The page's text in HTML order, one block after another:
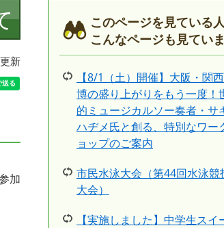
新
加
このページを見ている
こんなページも見てい
【8/1（土）開催】大阪・関
博の盛り上がりをもう一度！
的ミュージカルソー奏者・サ
ハヂメ氏と創る、特別なワー
ョップのご案内
市民水泳大会（第44回水泳競
大会）
【実施しました】中学生スイ